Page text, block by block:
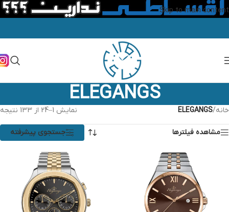
Skip to main content
ELEGANGS
خانه/
ELEGANGS نمایش 1–24 از 133 نتیجه
مشاهده فیلترها جستجوی پیشرفته